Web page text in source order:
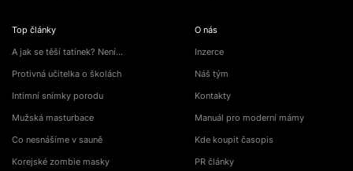
Top články
A jak se těší tatínek? Není…
Protivná učitelka o školách
Intimní snímky porodu
Mužská masturbace
Co nesnášíme v sauně
Korejské zombie masky
O nás
Inzerce
Náš tým
Kontakty
Manuál pro moderní mámy
Kde koupit časopis
PR články